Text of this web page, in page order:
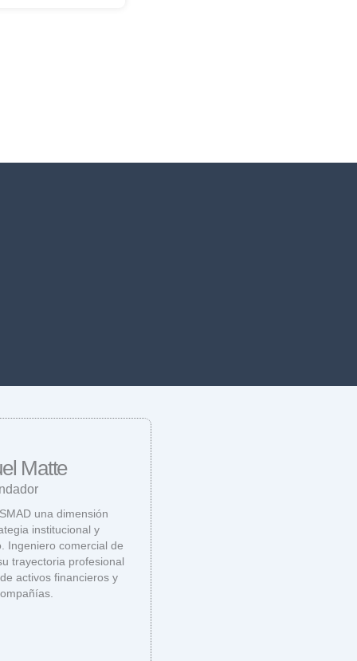
Matte
una dimensión
institucional y
Ingeniero comercial de
trayectoria profesional
activos financieros y